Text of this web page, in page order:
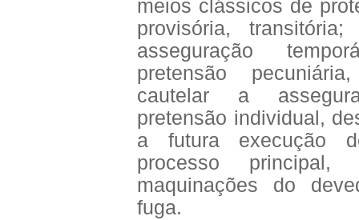
meios clássicos de
provisória,
asseguração
pretensão
cautelar a
pretensão individual,
a futura execução
processo principal,
maquinações do
fuga.